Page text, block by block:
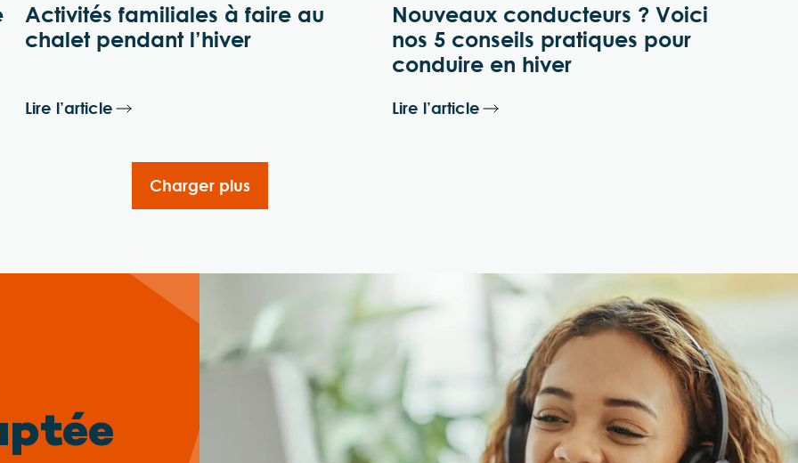
Activités familiales à faire au
chalet pendant l’hiver
Lire l’article
Nouveaux conducteurs ? Voici
nos 5 conseils pratiques pour
conduire en hiver
Lire l’article
Charger plus